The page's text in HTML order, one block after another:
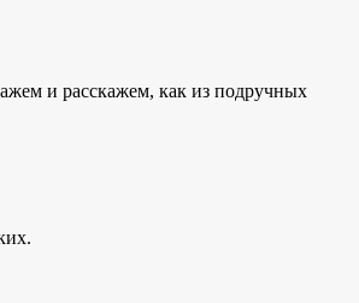
и расскажем, как из подручных